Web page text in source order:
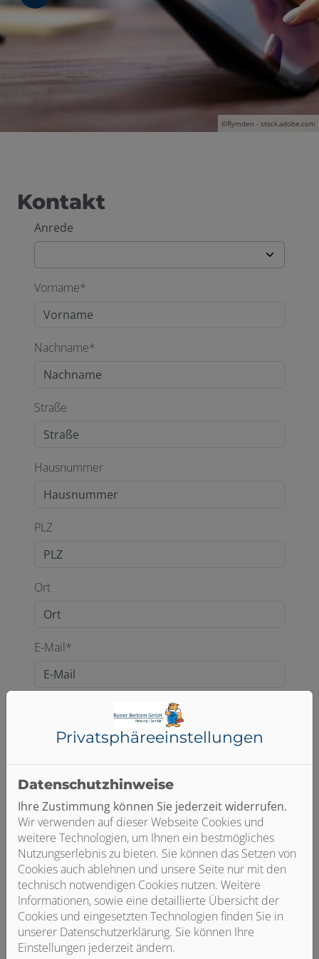
©Rymden - stock.adobe.com
Kontakt
Anrede
Vorname*
Nachname*
Straße
Hausnummer
PLZ
Ort
E-Mail*
Betreff
Nachricht
Privatsphäre­einstellungen
Datenschutzhinweise
Ihre Zustimmung können Sie jederzeit widerrufen.
Wir verwenden auf dieser Webseite Cookies und
weitere Technologien, um Ihnen ein bestmögliches
Nutzungserlebnis zu bieten. Sie können das Setzen von
Cookies auch ablehnen und unsere Seite nur mit den
technisch notwendigen Cookies nutzen. Weitere
Informationen, sowie eine detaillierte Übersicht der
Cookies und eingesetzten Technologien finden Sie in
unserer Datenschutzerklärung. Sie können Ihre
Einstellungen jederzeit ändern.